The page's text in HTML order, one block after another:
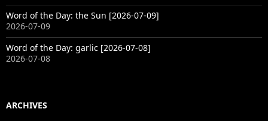
Word of the Day: the Sun [2026-07-09]
2026-07-09
Word of the Day: garlic [2026-07-08]
2026-07-08
ARCHIVES